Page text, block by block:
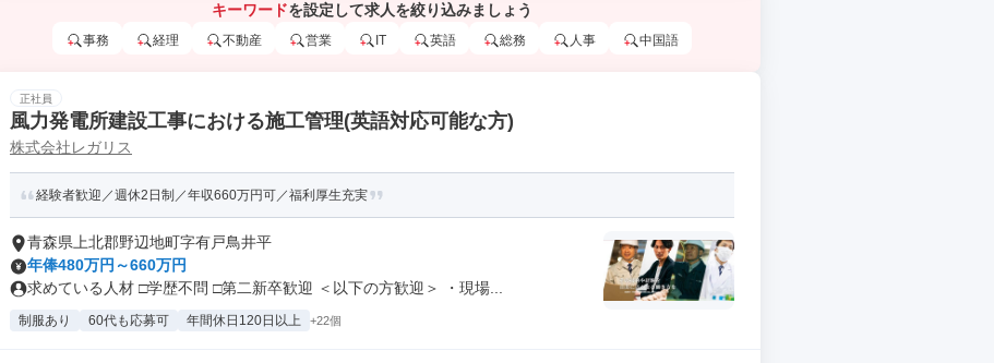
キーワードを設定して求人を絞り込みましょう
事務 経理 不動産 営業 IT 英語 総務 人事 中国語
正社員
風力発電所建設工事における施工管理(英語対応可能な方)
株式会社レガリス
経験者歓迎／週休2日制／年収660万円可／福利厚生充実
青森県上北郡野辺地町字有戸鳥井平
年俸480万円～660万円
求めている人材 □学歴不問 □第二新卒歓迎 ＜以下の方歓迎＞ ・現場...
制服あり 60代も応募可 年間休日120日以上 +22個